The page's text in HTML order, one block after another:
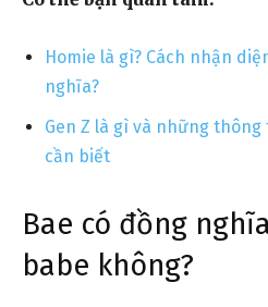
Homie là gì? Cách nhận
nghĩa?
Gen Z là gì và những
cần biết
Bae có đồng
babe không?